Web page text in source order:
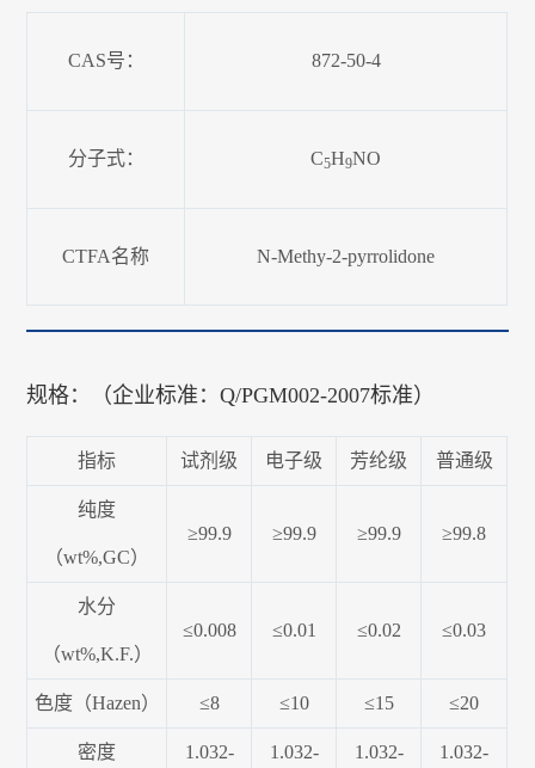
CAS号： 872-50-4
分子式： C5H9NO
CTFA名称 N-Methy-2-pyrrolidone
规格：（企业标准：Q/PGM002-2007标准）
指标 试剂级 电子级 芳纶级 普通级
纯度
（wt%,GC）
≥99.9 ≥99.9 ≥99.9 ≥99.8
水分
（wt%,K.F.）
≤0.008 ≤0.01 ≤0.02 ≤0.03
色度（Hazen） ≤8 ≤10 ≤15 ≤20
密度 1.032- 1.032- 1.032- 1.032-